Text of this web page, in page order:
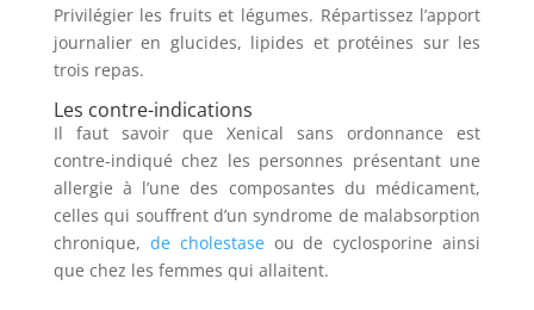
Privilégier les fruits et légumes. Répartissez l’apport
journalier en glucides, lipides et protéines sur les
trois repas.
Les contre-indications
Il faut savoir que Xenical sans ordonnance est
contre-indiqué chez les personnes présentant une
allergie à l’une des composantes du médicament,
celles qui souffrent d’un syndrome de malabsorption
chronique, de cholestaseou de cyclosporine ainsi
que chez les femmes qui allaitent.